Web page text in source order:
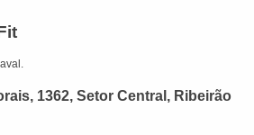
1362, Setor Central, Ribeirão